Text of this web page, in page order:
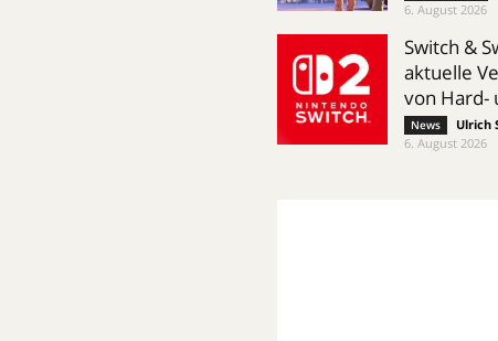
6. August 2026
Switch &
aktuelle
von Hard-
News Ulrich
6. August 2026